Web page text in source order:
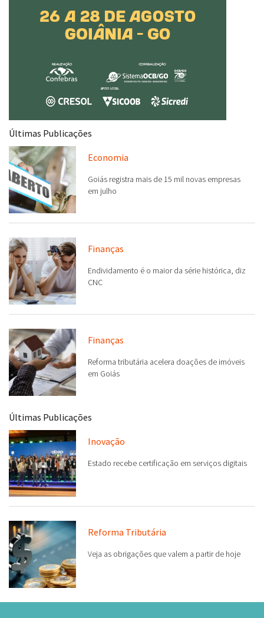
Últimas Publicações
Economia
Goiás registra mais de 15 mil novas empresas
em julho
Finanças
Endividamento é o maior da série histórica, diz
CNC
Finanças
Reforma tributária acelera doações de imóveis
em Goiás
Últimas Publicações
Inovação
Estado recebe certificação em serviços digitais
Reforma Tributária
Veja as obrigações que valem a partir de hoje